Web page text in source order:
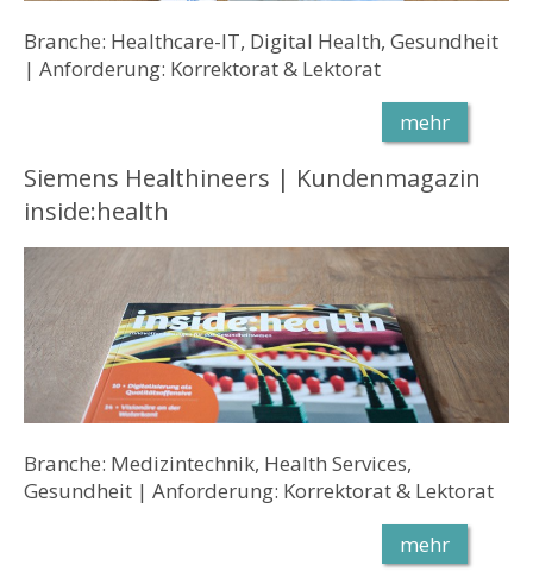
Branche: Healthcare-IT, Digital Health, Gesundheit
| Anforderung: Korrektorat & Lektorat
mehr
Siemens Healthineers | Kundenmagazin
inside:health
Branche: Medizintechnik, Health Services,
Gesundheit | Anforderung: Korrektorat & Lektorat
mehr